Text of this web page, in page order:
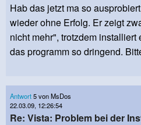
Hab das jetzt ma so
wieder ohne Erfolg. Er zeigt
nicht mehr", trotzdem
das programm so dringend.
Antwort5 von MsDos
22.03.09, 12:26:54
Re: Vista: Problem bei der